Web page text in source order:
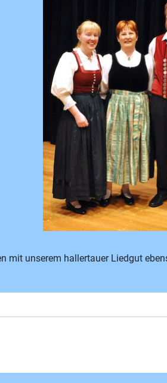
mit unserem hallertauer Liedgut